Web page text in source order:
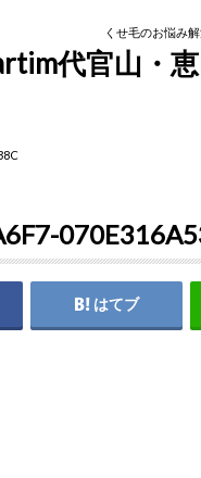
くせ毛のお悩み
代官山・
はてブ